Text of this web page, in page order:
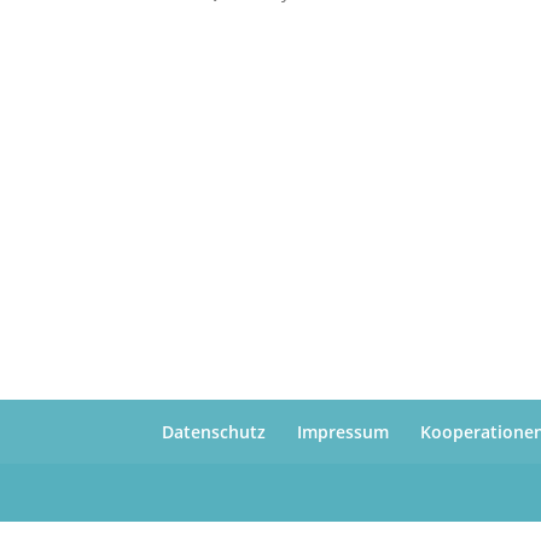
Datenschutz Impressum